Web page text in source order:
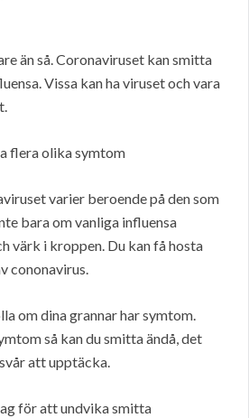
än så. Coronaviruset kan smitta
Vissa kan ha viruset och vara
flera olika symtom
varier beroende på den som
bara om vanliga influensa
värk i kroppen. Du kan få hosta
cononavirus.
om dina grannar har symtom.
så kan du smitta ändå, det
att upptäcka.
för att undvika smitta